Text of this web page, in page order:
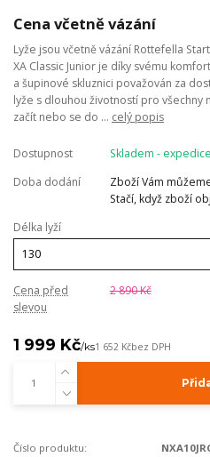
Cena včetně vázání
Lyže jsou včetně vázání Rottefella
XA Classic Junior je díky svému
a šupinové skluznici považován za
lyže s dlouhou životností pro všechny
začít nebo se do ... celý popis
Dostupnost
Skladem -
Doba dodání
Zboží Vám
Stačí, když zboží
Délka lyží
Cena před
slevou
2 890 Kč
1 999 Kč/ks1 652 Kčbez DPH
Číslo produktu: